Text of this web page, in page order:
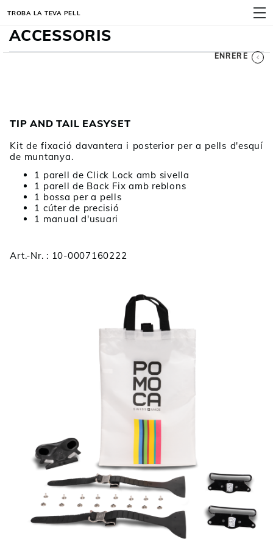
MENÚ
TROBA LA TEVA PELL
ACCESSORIS
ENRERE
TIP AND TAIL EASYSET
Kit de fixació davantera i posterior per a pells d'esquí
de muntanya.
1 parell de Click Lock amb sivella
1 parell de Back Fix amb reblons
1 bossa per a pells
1 cúter de precisió
1 manual d'usuari
Art.-Nr. : 10-0007160222